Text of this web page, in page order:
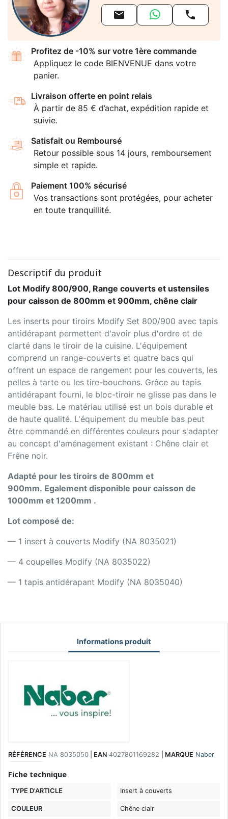
 
Profitez de -10% sur votre 1ère commande
Appliquez le code BIENVENUE dans votre
panier.
Livraison offerte en point relais
À partir de 85 € d’achat, expédition rapide et
suivie.
Satisfait ou Remboursé
Retour possible sous 14 jours, remboursement
simple et rapide.
Paiement 100% sécurisé
Vos transactions sont protégées, pour acheter
en toute tranquillité.
Descriptif du produit
Lot Modify 800/900, Range couverts et ustensiles
pour caisson de 800mm et 900mm, chêne clair
Les inserts pour tiroirs Modify Set 800/900 avec tapis
antidérapant permettent d'avoir plus d'ordre et de
clarté dans le tiroir de la cuisine. L'équipement
comprend un range-couverts et quatre bacs qui
offrent un espace de rangement pour les couverts, les
pelles à tarte ou les tire-bouchons. Grâce au tapis
antidérapant fourni, le bloc-tiroir ne glisse pas dans le
meuble bas. Le matériau utilisé est un bois durable et
de haute qualité. L'équipement du meuble bas peut
être commandé en différentes couleurs pour s'adapter
au concept d'aménagement existant : Chêne clair et
Frêne noir.
Adapté pour les tiroirs de 800mm et
900mm. Egalement disponible pour caisson de
1000mm et 1200mm .
Lot composé de:
— 1 insert à couverts Modify (NA 8035021)
— 4 coupelles Modify (NA 8035022)
— 1 tapis antidérapant Modify (NA 8035040)
Informations produit
RÉFÉRENCE NA 8035050 EAN 4027801169282 MARQUE Naber
Fiche technique
TYPE D'ARTICLE Insert à couverts
COULEUR Chêne clair